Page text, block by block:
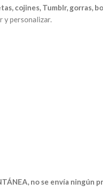
cojines, Tumblr, gorras,
y personalizar.
no se envía ningún